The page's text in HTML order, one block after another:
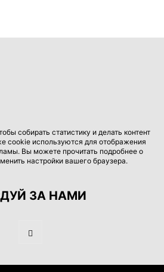
собирать статистику и делать контент
cookie используются для отображения
Вы можете прочитать подробнее о
настройки вашего браузера.
ЗА НАМИ